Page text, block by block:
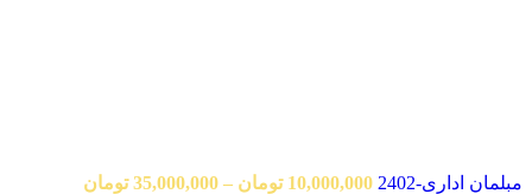
مبلمان اداری-2402 10,000,000 تومان –
35,000,000 تومان